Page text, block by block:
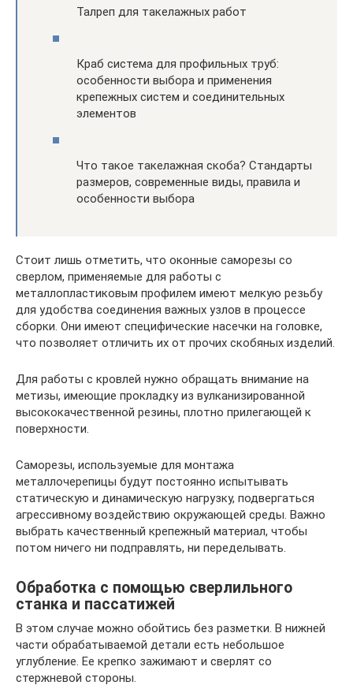
Талреп для такелажных работ
Краб система для профильных труб:
особенности выбора и применения
крепежных систем и соединительных
элементов
Что такое такелажная скоба? Стандарты
размеров, современные виды, правила и
особенности выбора
Стоит лишь отметить, что оконные саморезы со
сверлом, применяемые для работы с
металлопластиковым профилем имеют мелкую резьбу
для удобства соединения важных узлов в процессе
сборки. Они имеют специфические насечки на головке,
что позволяет отличить их от прочих скобяных изделий.
Для работы с кровлей нужно обращать внимание на
метизы, имеющие прокладку из вулканизированной
высококачественной резины, плотно прилегающей к
поверхности.
Саморезы, используемые для монтажа
металлочерепицы будут постоянно испытывать
статическую и динамическую нагрузку, подвергаться
агрессивному воздействию окружающей среды. Важно
выбрать качественный крепежный материал, чтобы
потом ничего ни подправлять, ни переделывать.
Обработка с помощью сверлильного
станка и пассатижей
В этом случае можно обойтись без разметки. В нижней
части обрабатываемой детали есть небольшое
углубление. Ее крепко зажимают и сверлят со
стержневой стороны.